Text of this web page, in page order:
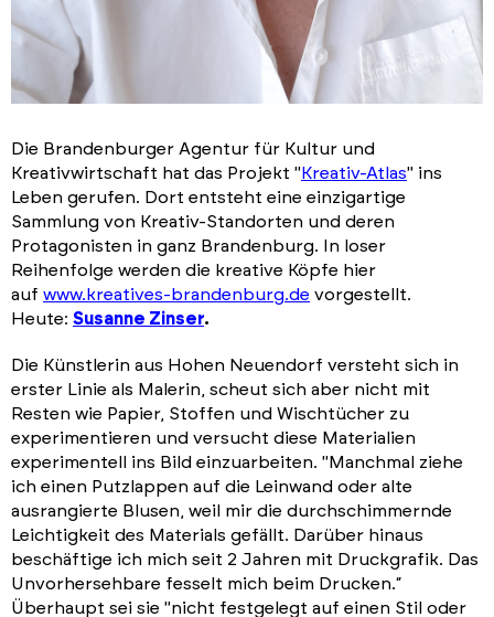
Die Brandenburger Agentur für Kultur und
Kreativwirtschaft hat das Projekt " Kreativ-Atlas" ins
Leben gerufen. Dort entsteht eine einzigartige
Sammlung von Kreativ-Standorten und deren
Protagonisten in ganz Brandenburg. In loser
Reihenfolge werden die kreative Köpfe hier
auf www.kreatives-brandenburg.de vorgestellt.
Heute: Susanne Zinser.
Die Künstlerin aus Hohen Neuendorf versteht sich in
erster Linie als Malerin, scheut sich aber nicht mit
Resten wie Papier, Stoffen und Wischtücher zu
experimentieren und versucht diese Materialien
experimentell ins Bild einzuarbeiten. "Manchmal ziehe
ich einen Putzlappen auf die Leinwand oder alte
ausrangierte Blusen, weil mir die durchschimmernde
Leichtigkeit des Materials gefällt. Darüber hinaus
beschäftige ich mich seit 2 Jahren mit Druckgrafik. Das
Unvorhersehbare fesselt mich beim Drucken.“
Überhaupt sei sie "nicht festgelegt auf einen Stil oder